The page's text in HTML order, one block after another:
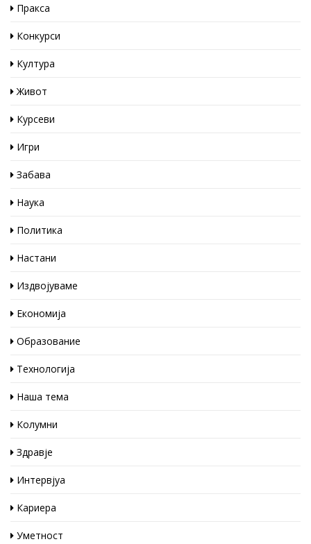
Пракса
Конкурси
Култура
Живот
Курсеви
Игри
Забава
Наука
Политика
Настани
Издвојуваме
Економија
Образование
Технологија
Наша тема
Колумни
Здравје
Интервјуа
Кариера
Уметност